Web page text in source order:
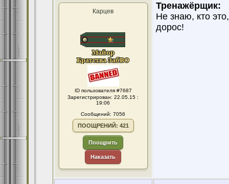
Карцев
ID пользователя #7687
Зарегистрирован: 22.05.15 :
19:06
Сообщений: 7056
ПООЩРЕНИЙ: 421
Поощрить
Наказать
Тренажёрщик:
Не знаю, кто
дорос!